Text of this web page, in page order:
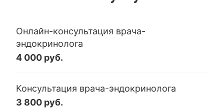
Онлайн-консультация врача-
эндокринолога
4 000 руб.
Консультация врача-эндокринолога
3 800 руб.